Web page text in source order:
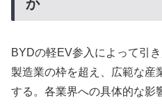
か
BYDの軽EV参入によって引
製造業の枠を超え、広範な産
する。各業界への具体的な影